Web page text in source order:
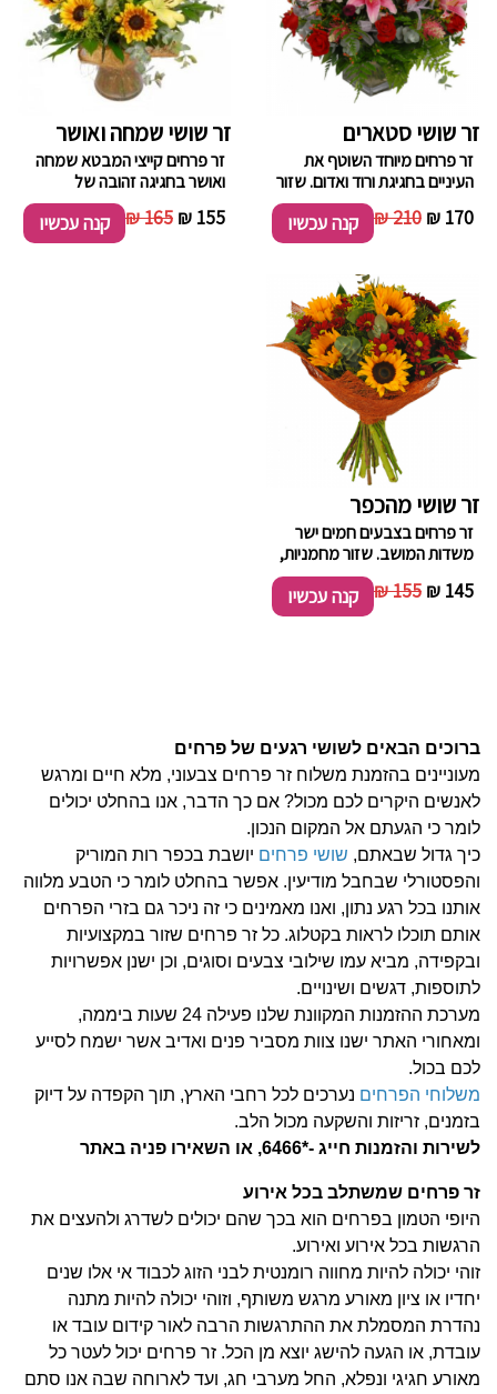
זר שושי סטארים
זר פרחים מיוחד השוטף את
העיניים בחגיגת ורוד ואדום. שזור
מסטארים, ורדים, ירק וענפי
קישוט.
170 ₪
210 ₪ קנה עכשיו
זר שושי שמחה ואושר
זר פרחים קייצי המבטא שמחה
ואושר בחגיגה זהובה של
חמניות, חרציות, ליליות, סוגי ירק
וענפי קישוט.
155 ₪
165 ₪ קנה עכשיו
זר שושי מהכפר
זר פרחים בצבעים חמים ישר
משדות המושב. שזור מחמניות,
חרציות בשילוב ירק וענפי קישוט.
145 ₪
155 ₪ קנה עכשיו
ברוכים הבאים לשושי רגעים של פרחים
מעוניינים בהזמנת משלוח זר פרחים צבעוני, מלא חיים ומרגש
לאנשים היקרים לכם מכול? אם כך הדבר, אנו בהחלט יכולים
לומר כי הגעתם אל המקום הנכון.
כיך גדול שבאתם, שושי פרחים יושבת בכפר רות המוריק
והפסטורלי שבחבל מודיעין. אפשר בהחלט לומר כי הטבע מלווה
אותנו בכל רגע נתון, ואנו מאמינים כי זה ניכר גם בזרי הפרחים
אותם תוכלו לראות בקטלוג. כל זר פרחים שזור במקצועיות
ובקפידה, מביא עמו שילובי צבעים וסוגים, וכן ישנן אפשרויות
לתוספות, דגשים ושינויים.
מערכת ההזמנות המקוונת שלנו פעילה 24 שעות ביממה,
ומאחורי האתר ישנו צוות מסביר פנים ואדיב אשר ישמח לסייע
לכם בכול.
משלוחי הפרחים נערכים לכל רחבי הארץ, תוך הקפדה על דיוק
בזמנים, זריזות והשקעה מכול הלב.
לשירות והזמנות חייג -*6466, או השאירו פניה באתר
זר פרחים שמשתלב בכל אירוע
היופי הטמון בפרחים הוא בכך שהם יכולים לשדרג ולהעצים את
הרגשות בכל אירוע ואירוע.
זוהי יכולה להיות מחווה רומנטית לבני הזוג לכבוד אי אלו שנים
יחדיו או ציון מאורע מרגש משותף, וזוהי יכולה להיות מתנה
נהדרת המסמלת את ההתרגשות הרבה לאור קידום עובד או
עובדת, או הגעה להישג יוצא מן הכל. זר פרחים יכול לעטר כל
מאורע חגיגי ונפלא, החל מערבי חג, ועד לארוחה שבה אנו סתם